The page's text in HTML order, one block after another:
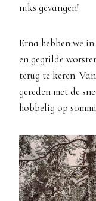
niks gevangen!
Erna hebben we
en gegrilde
terug te keren.
gereden met de
hobbelig op